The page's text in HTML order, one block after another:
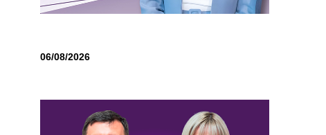
06/08/2026